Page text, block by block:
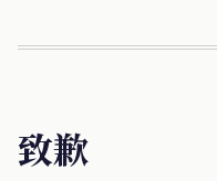
致歉